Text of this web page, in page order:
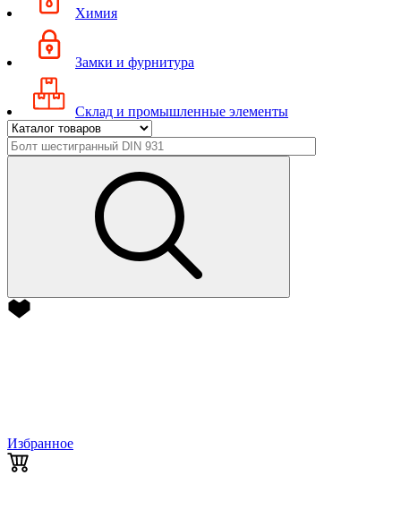
Химия
Замки и фурнитура
Склад и промышленные элементы
Избранное